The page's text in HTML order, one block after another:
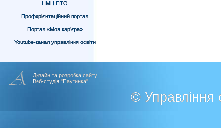
НМЦ ПТО
Профорієнтаційний портал
Портал «Моя кар’єра»
Youtube-канал управління освіти
Дизайн та розробка сайту
Веб-студія "Паутинка"
© Управління